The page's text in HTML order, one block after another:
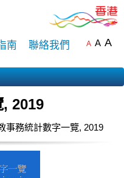
南 聯絡我們 A A A
2019
事務統計數字一覽, 2019